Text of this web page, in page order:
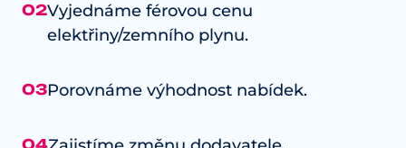
02Vyjednáme férovou cenu
elektřiny/zemního plynu.
03Porovnáme výhodnost nabídek.
04